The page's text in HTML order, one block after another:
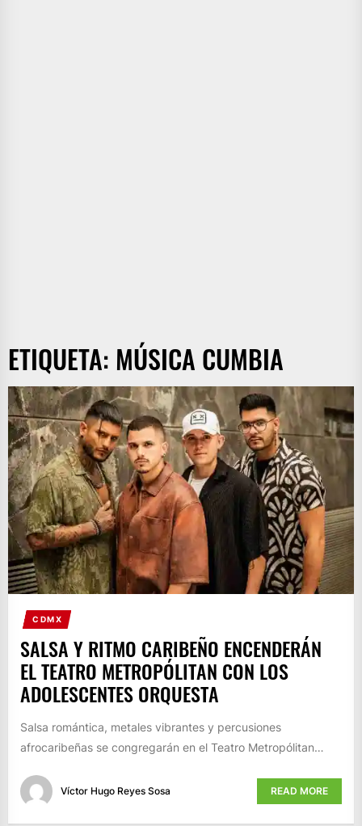
ETIQUETA: MÚSICA CUMBIA
CDMX
SALSA Y RITMO CARIBEÑO ENCENDERÁN
EL TEATRO METROPÓLITAN CON LOS
ADOLESCENTES ORQUESTA
Salsa romántica, metales vibrantes y percusiones
afrocaribeñas se congregarán en el Teatro Metropólitan…
Víctor Hugo Reyes Sosa READ MORE